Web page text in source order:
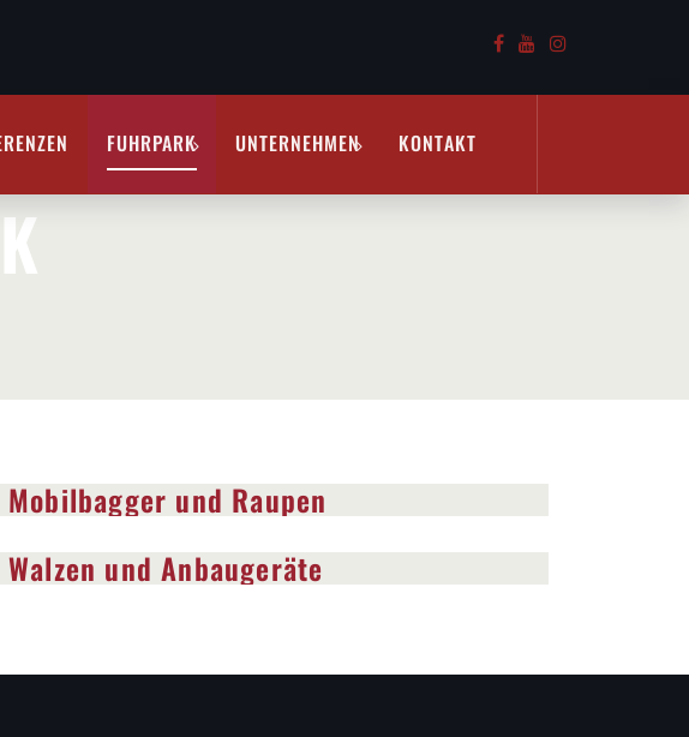
FUHRPARK UNTERNEHMEN KONTAKT
Mobilbagger und Raupen
Walzen und Anbaugeräte